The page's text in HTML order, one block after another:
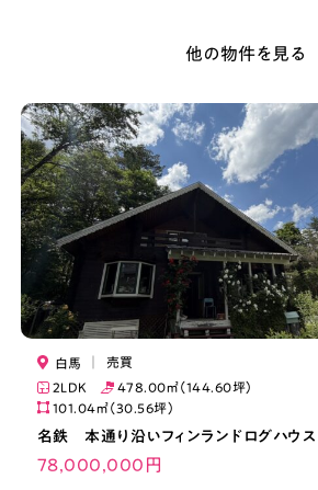
他の物件を見る
白馬
売買
2LDK
478.00㎡（144.60坪）
101.04㎡（30.56坪）
名鉄 本通り沿いフィンランドログハウス
78,000,000円